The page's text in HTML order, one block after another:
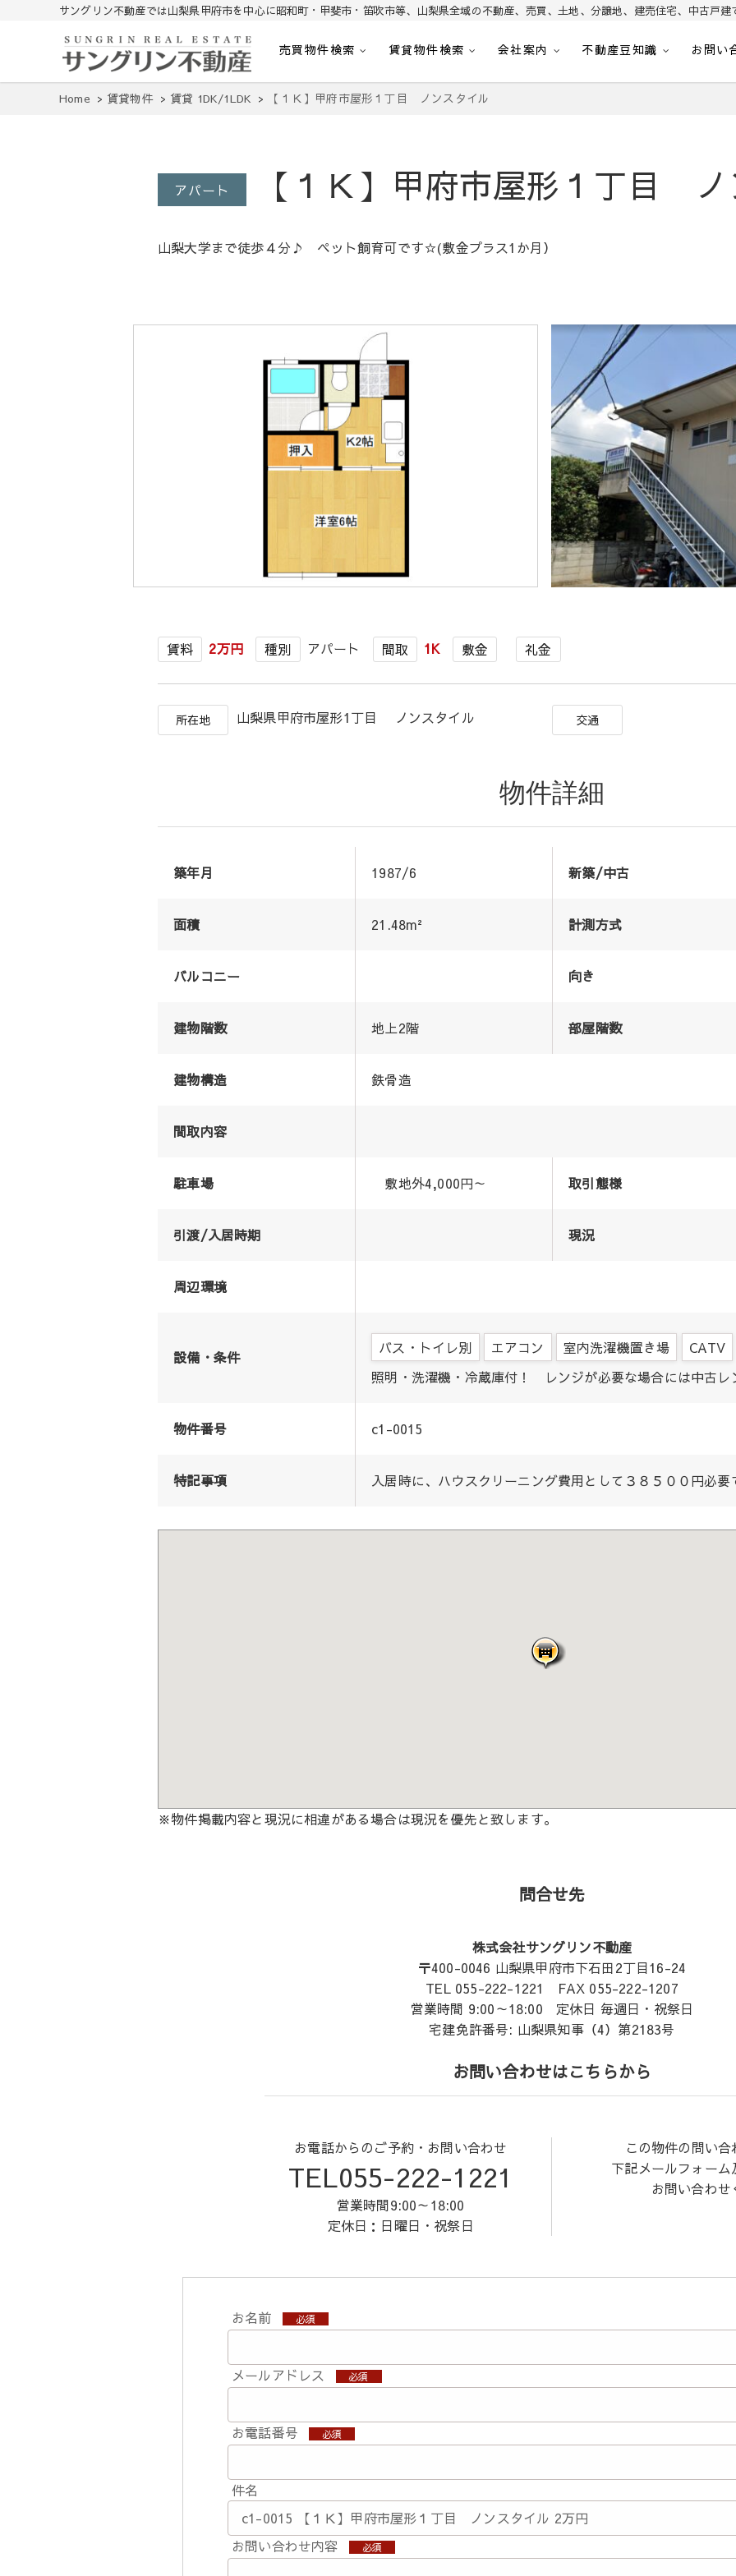
サングリン不動産では山梨県甲府市を中心に昭和町・甲斐市・笛吹市等、山梨県全域の不動産、売買、土地、分譲地、建売住宅、中古戸
山梨サングリン不動産｜山梨不動産情報 土地
山梨不動産｜不動産売買、賃貸、無料査定｜山梨県甲府市を中心に昭和町・甲斐市・笛吹市・南アルプス市、中央市など山梨県の不動産、土地、分
売買物件検索 賃貸物件検索 会社案内 不動産豆知識 お問い
Home 賃貸物件 賃貸 1DK/1LDK 【１Ｋ】甲府市屋形１丁目 ノンスタイル
アパート 【１Ｋ】甲府市屋形１丁目
山梨大学まで徒歩４分♪ ペット飼育可です☆(敷金プラス1か月）
賃料 2万円 種別 アパート 間取 1K 敷金 礼金
所在地 山梨県甲府市屋形1丁目 ノンスタイル 交通
物件詳細
築年月 1987/6 新築/中古
面積 21.48m² 計測方式
バルコニー 向き
建物階数 地上2階 部屋階数
建物構造 鉄骨造
間取内容
駐車場 敷地外4,000円～ 取引態様
引渡/入居時期 現況
周辺環境
設備・条件
バス・トイレ別 エアコン 室内洗濯機置き場
CATV
照明・洗濯機・冷蔵庫付！ レンジが必要な場合には中古レ
物件番号 c1-0015
特記事項 入居時に、ハウスクリーニング費用として３８５００円必要
※物件掲載内容と現況に相違がある場合は現況を優先と致します。
問合せ先
株式会社サングリン不動産
〒400-0046 山梨県甲府市下石田2丁目16-24
TEL 055-222-1221 FAX 055-222-1207
営業時間 9:00～18:00 定休日 毎週日・祝祭日
宅建免許番号: 山梨県知事（4）第2183号
お問い合わせはこちらから
お電話からのご予約・お問い合わせ
TEL055-222-1221
営業時間9:00～18:00
定休日：日曜日・祝祭日
この物件の問い
下記メールフォー
お問い合わ
お名前 必須
メールアドレス 必須
お電話番号 必須
件名
お問い合わせ内容 必須